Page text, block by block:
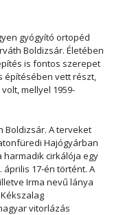
gyógyító ortopéd
Boldizsár. Életében
is fontos szerepet
építésében vett részt,
mellyel 1959-
Boldizsár. A terveket
Hajógyárban
harmadik cirkálója egy
április 17-én történt. A
Irma nevű lánya
vitorlázás